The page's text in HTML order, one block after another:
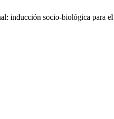
inducción socio-biológica para